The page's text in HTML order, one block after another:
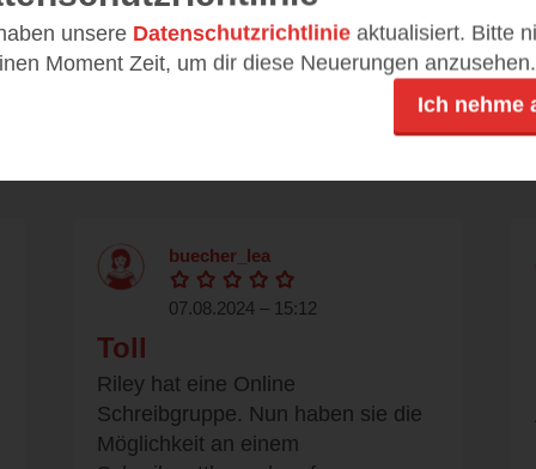
buecher_lea
07.08.2024 – 15:12
Toll
Riley hat eine Online
Schreibgruppe. Nun haben sie die
Möglichkeit an einem
unsere Datenschutzrichtlinie aktualisiert. Bitte
Moment Zeit, um dir diese Neuerungen anzusehen.
Ich nehme